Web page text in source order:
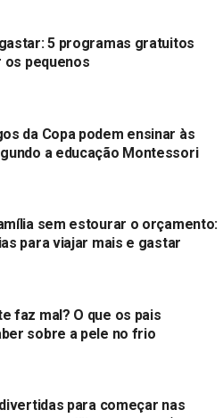
5 programas gratuitos
pequenos
da Copa podem ensinar às
a educação Montessori
sem estourar o orçamento:
para viajar mais e gastar
faz mal? O que os pais
sobre a pele no frio
para começar nas